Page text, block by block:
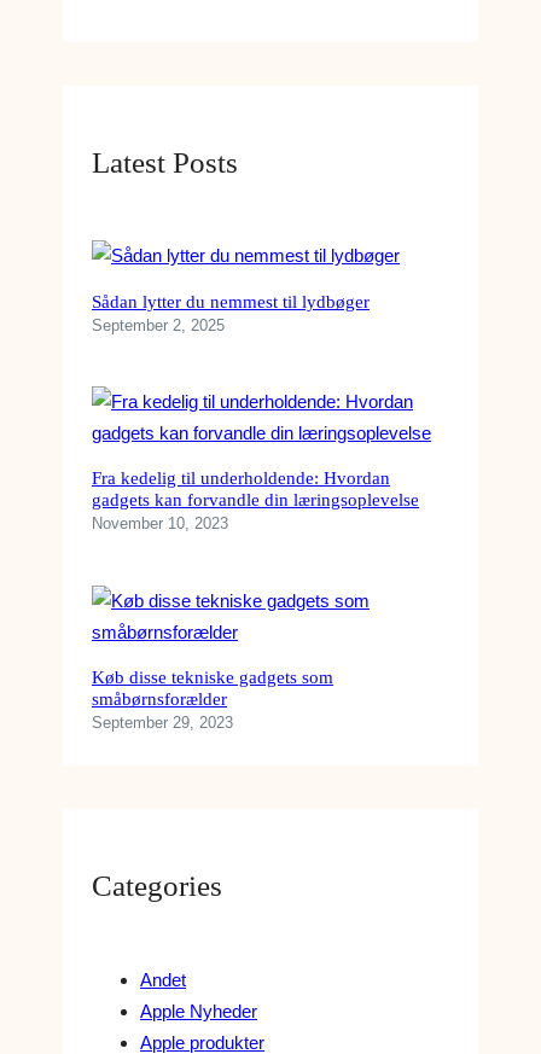
Latest Posts
Sådan lytter du nemmest til lydbøger
September 2, 2025
Fra kedelig til underholdende: Hvordan
gadgets kan forvandle din læringsoplevelse
November 10, 2023
Køb disse tekniske gadgets som
småbørnsforælder
September 29, 2023
Categories
Andet
Apple Nyheder
Apple produkter